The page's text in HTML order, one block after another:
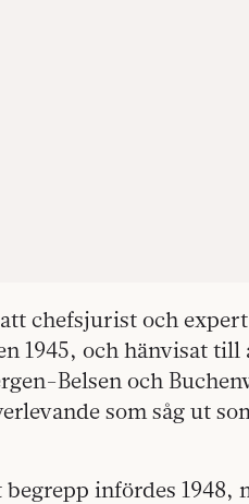
chefsjurist och
1945, och hänvisat
Belsen och
som såg ut
infördes 1948,